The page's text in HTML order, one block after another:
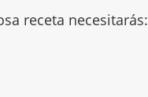
receta necesitarás: